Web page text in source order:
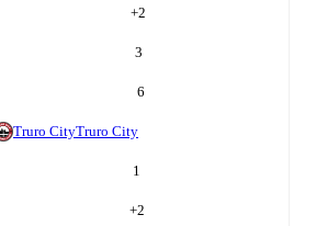
+2
3
6
Truro CityTruro City
1
+2